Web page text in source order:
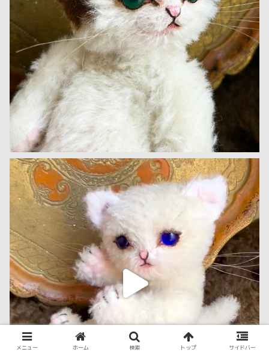
メニュー ホーム 検索 トップ サイドバー